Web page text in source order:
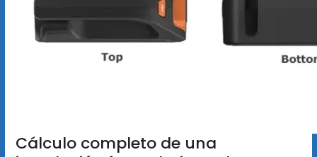
Cálculo completo de una